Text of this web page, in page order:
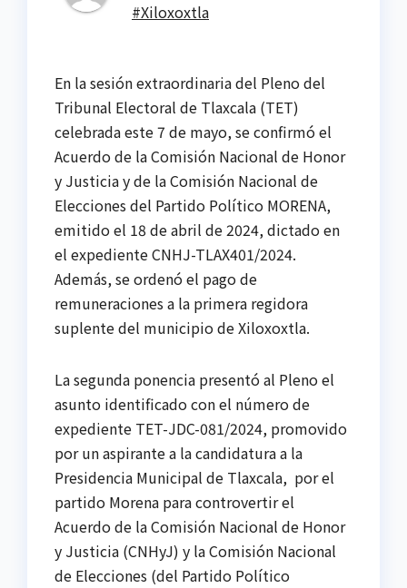
#Xiloxoxtla
En la sesión extraordinaria del Pleno del
Tribunal Electoral de Tlaxcala (TET)
celebrada este 7 de mayo, se confirmó el
Acuerdo de la Comisión Nacional de Honor
y Justicia y de la Comisión Nacional de
Elecciones del Partido Político MORENA,
emitido el 18 de abril de 2024, dictado en
el expediente CNHJ-TLAX401/2024.
Además, se ordenó el pago de
remuneraciones a la primera regidora
suplente del municipio de Xiloxoxtla.
La segunda ponencia presentó al Pleno el
asunto identificado con el número de
expediente TET-JDC-081/2024, promovido
por un aspirante a la candidatura a la
Presidencia Municipal de Tlaxcala, por el
partido Morena para controvertir el
Acuerdo de la Comisión Nacional de Honor
y Justicia (CNHyJ) y la Comisión Nacional
de Elecciones (del Partido Político